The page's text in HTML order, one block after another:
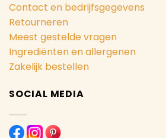
Contact en bedrijfsgegevens
Retourneren
Meest gestelde vragen
Ingrediënten en allergenen
Zakelijk bestellen
SOCIAL MEDIA